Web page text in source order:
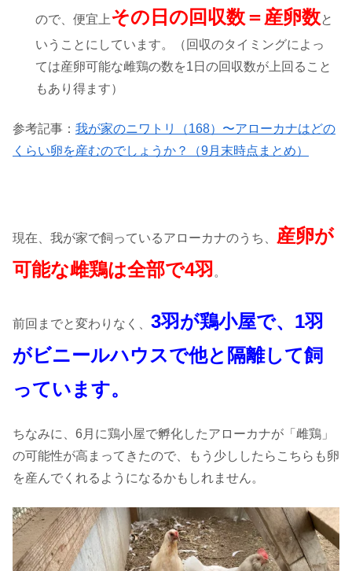
ので、便宜上その日の回収数＝産卵数と
いうことにしています。（回収のタイミングによっ
ては産卵可能な雌鶏の数を1日の回収数が上回ること
もあり得ます）
参考記事： 我が家のニワトリ（168）〜アローカナはどの
くらい卵を産むのでしょうか？（9月末時点まとめ）
現在、我が家で飼っているアローカナのうち、 産卵が
可能な雌鶏は全部で4羽。
前回までと変わりなく、 3羽が鶏小屋で、1羽
がビニールハウスで他と隔離して飼
っています。
ちなみに、6月に鶏小屋で孵化したアローカナが「雌鶏」
の可能性が高まってきたので、もう少ししたらこちらも卵
を産んでくれるようになるかもしれません。